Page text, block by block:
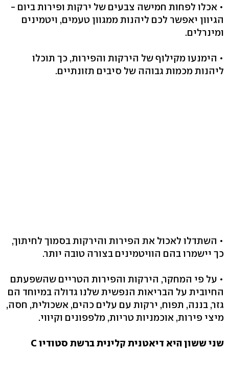
• אכלו לפחות חמישה צבעים של ירקות ופירות ביום -
הגיוון יאפשר לכם ליהנות ממגוון טעמים, ויטמינים
ומינרלים.
• הימנעו מקילוף של הירקות והפירות, כך תוכלו
ליהנות מכמות גבוהה של סיבים תזונתיים.
• השתדלו לאכול את הפירות והירקות בסמוך לחיתוך,
כך יישמרו בהם הוויטמינים בצורה טובה יותר.
• על פי המחקר, הירקות והפירות הטריים שהשפעתם
החיובית על הבריאות הנפשית שלנו גדולה במיוחד הם
גזר, בננה, תפוח, ירקות עם עלים כהים, אשכולית, חסה,
מיצי פירות, אוכמניות טריות, מלפפונים וקיווי.
שני ששון היא דיאטנית קלינית ברשת סטודיו C